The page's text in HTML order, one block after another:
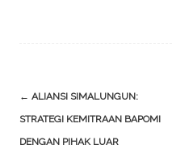
Post
navigation
← ALIANSI SIMALUNGUN:
STRATEGI KEMITRAAN BAPOMI
DENGAN PIHAK LUAR